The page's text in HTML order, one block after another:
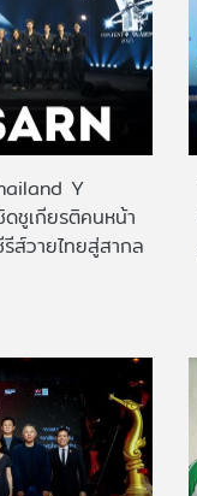
Y
ชูเกียรติคนหน้า
ส์วายไทยสู่สากล